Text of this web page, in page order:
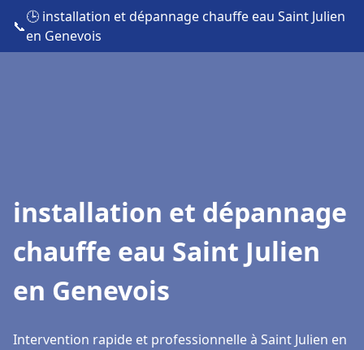
📞
🕒 installation et dépannage chauffe eau Saint Julien
en Genevois
installation et dépannage
chauffe eau Saint Julien
en Genevois
Intervention rapide et professionnelle à Saint Julien en